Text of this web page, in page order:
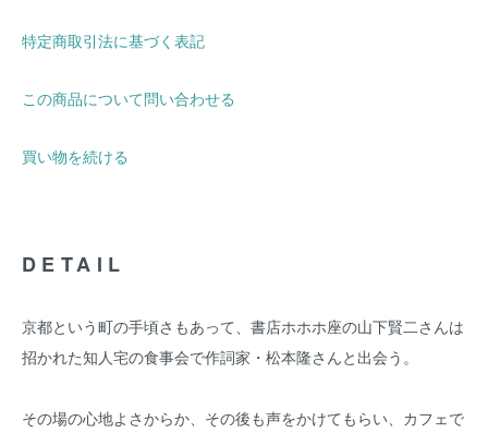
特定商取引法に基づく表記
この商品について問い合わせる
買い物を続ける
DETAIL
京都という町の手頃さもあって、書店ホホホ座の山下賢二さんは
招かれた知人宅の食事会で作詞家・松本隆さんと出会う。
その場の心地よさからか、その後も声をかけてもらい、カフェで